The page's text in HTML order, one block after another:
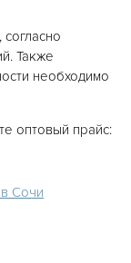
Также
необходимо
оптовый прайс:
Сочи